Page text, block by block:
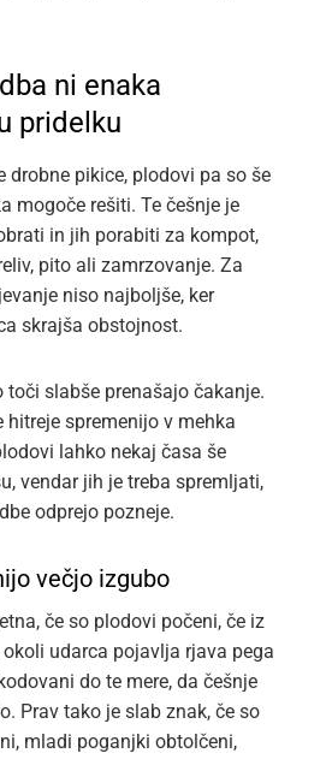
ni enaka
pridelku
drobne pikice, plodovi pa so še
mogoče rešiti. Te češnje je
in jih porabiti za kompot,
pito ali zamrzovanje. Za
niso najboljše, ker
skrajša obstojnost.
toči slabše prenašajo čakanje.
hitreje spremenijo v mehka
lahko nekaj časa še
vendar jih je treba spremljati,
odprejo pozneje.
večjo izgubo
če so plodovi počeni, če iz
okoli udarca pojavlja rjava pega
do te mere, da češnje
Prav tako je slab znak, če so
mladi poganjki obtolčeni,